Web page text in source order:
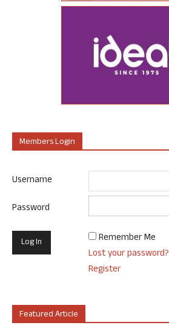
Members Login
Username
Password
Remember Me
Lost your password?
Register
Featured Article